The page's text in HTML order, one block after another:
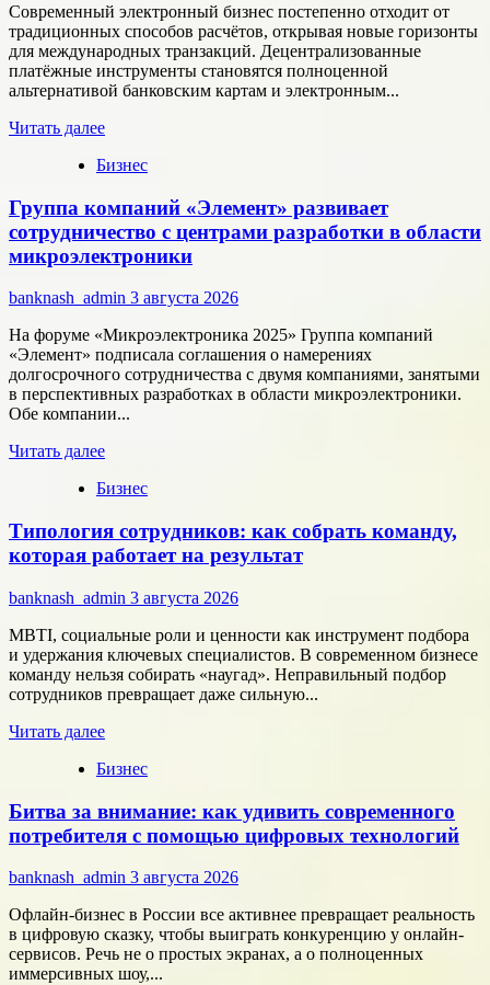
Современный электронный бизнес постепенно отходит от
традиционных способов расчётов, открывая новые горизонты
для международных транзакций. Децентрализованные
платёжные инструменты становятся полноценной
альтернативой банковским картам и электронным...
Читать далееПрочитать
о
цифровые
активы
меняют
подход
онлайн-
Бизнес
Группа компаний «Элемент» развивает
сотрудничество с центрами разработки в области
микроэлектроники
banknash_admin 3 августа 2026
На форуме «Микроэлектроника 2025» Группа компаний
«Элемент» подписала соглашения о намерениях
долгосрочного сотрудничества с двумя компаниями, занятыми
в перспективных разработках в области микроэлектроники.
Обе компании...
Читать далееПрочитать
о
компаний
«Элемент»
развивает
сотрудничество
с
центрами
разработки
в
области
микроэлектроники
Бизнес
Типология сотрудников: как собрать команду,
которая работает на результат
banknash_admin 3 августа 2026
MBTI, социальные роли и ценности как инструмент подбора
и удержания ключевых специалистов. В современном бизнесе
команду нельзя собирать «наугад». Неправильный подбор
сотрудников превращает даже сильную...
Читать далееПрочитать
о
сотрудников:
как
собрать
команду,
которая
работает
на
результат
Бизнес
Битва за внимание: как удивить современного
потребителя с помощью цифровых технологий
banknash_admin 3 августа 2026
Офлайн-бизнес в России все активнее превращает реальность
в цифровую сказку, чтобы выиграть конкуренцию у онлайн-
сервисов. Речь не о простых экранах, а о полноценных
иммерсивных шоу,...